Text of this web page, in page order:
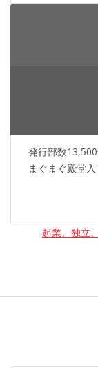
発行部数
まぐまぐ殿堂
起業、独立